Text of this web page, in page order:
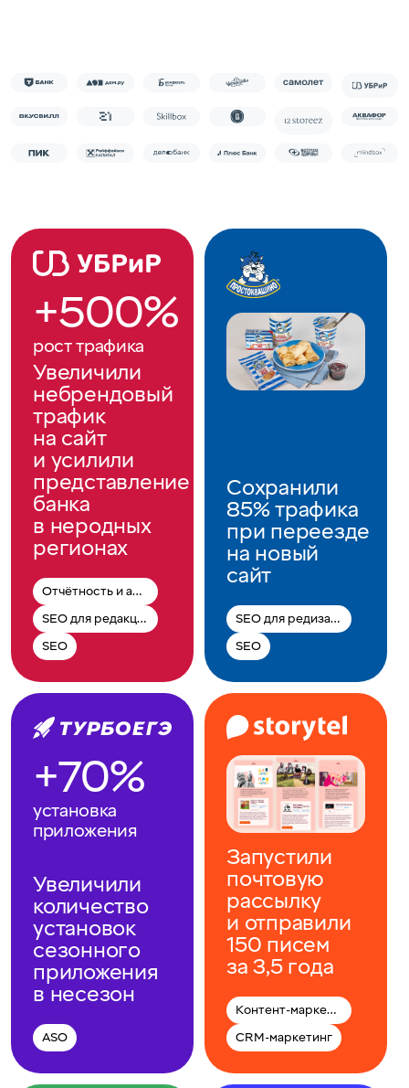
+500%
рост трафика
Увеличили
небрендовый
трафик
на сайт
и усилили
представление
банка
в неродных
регионах
Отчётность и аналитика
SEO для редакции
SEO
Сохранили
85% трафика
при переезде
на новый
сайт
SEO для редизайна
SEO
+70%
установка
приложения
Увеличили
количество
установок
сезонного
приложения
в несезон
ASO
Запустили
почтовую
рассылку
и отправили
150 писем
за 3,5 года
Контент-маркетинг
CRM-маркетинг